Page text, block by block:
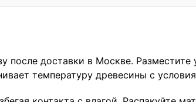
после доставки в Москве.
температуру древесины с